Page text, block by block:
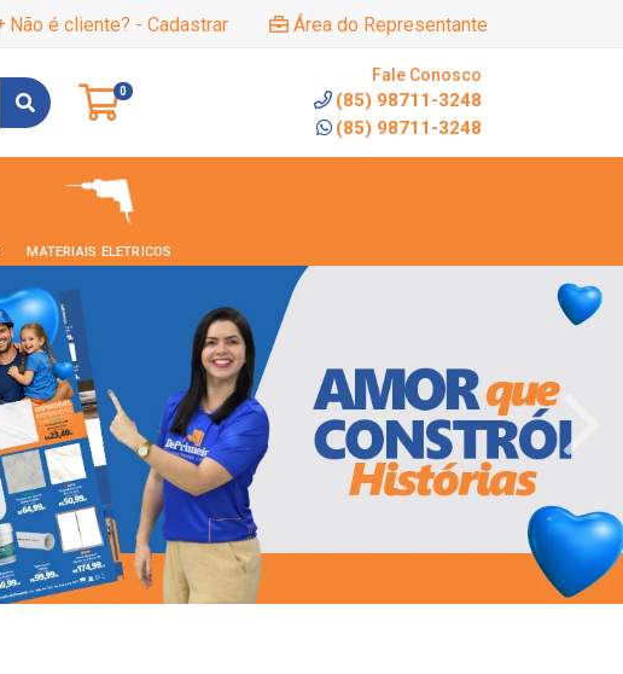
Não é cliente? - Cadastrar Área do Representante
0
Fale Conosco
(85) 98711-3248
(85) 98711-3248
MATERIAIS ELETRICOS